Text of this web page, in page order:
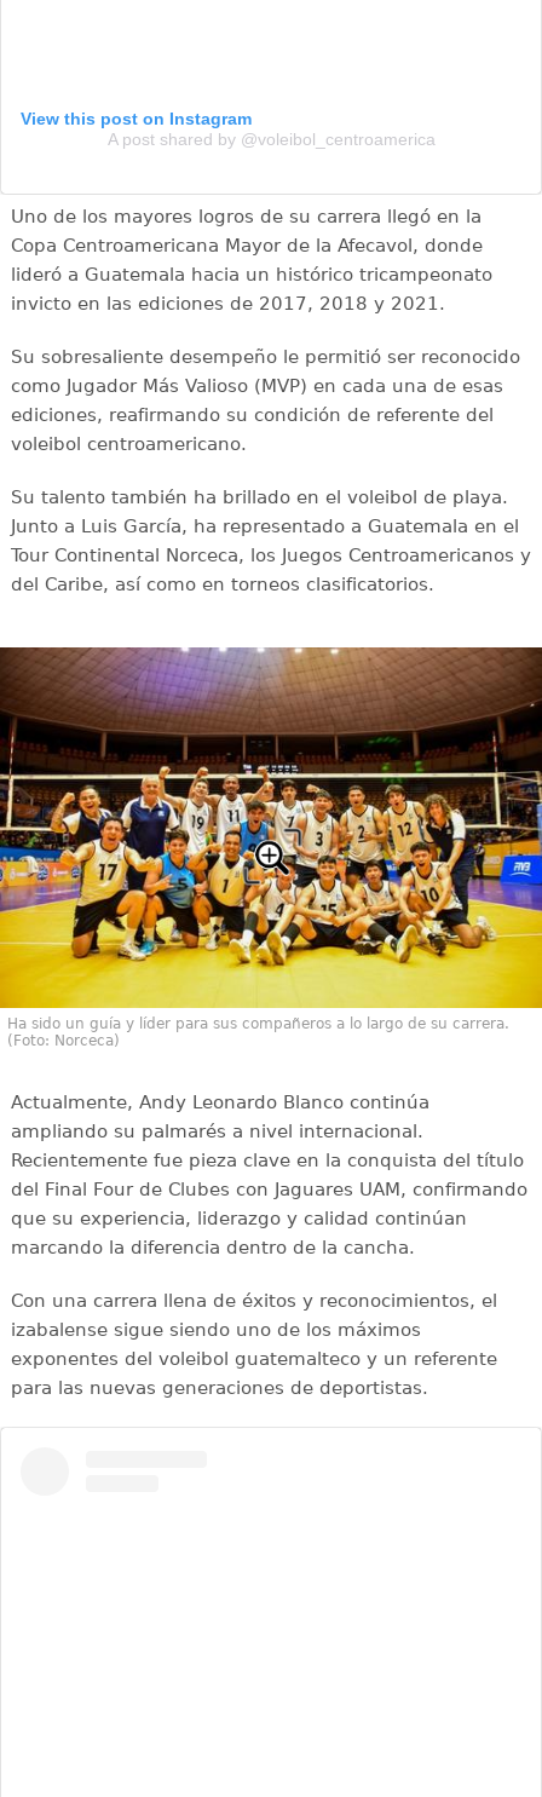
View this post on Instagram
A post shared by @voleibol_centroamerica
Uno de los mayores logros de su carrera llegó en la
Copa Centroamericana Mayor de la Afecavol, donde
lideró a Guatemala hacia un histórico tricampeonato
invicto en las ediciones de 2017, 2018 y 2021.
Su sobresaliente desempeño le permitió ser reconocido
como Jugador Más Valioso (MVP) en cada una de esas
ediciones, reafirmando su condición de referente del
voleibol centroamericano.
Su talento también ha brillado en el voleibol de playa.
Junto a Luis García, ha representado a Guatemala en el
Tour Continental Norceca, los Juegos Centroamericanos y
del Caribe, así como en torneos clasificatorios.
Ha sido un guía y líder para sus compañeros a lo largo de su carrera.
(Foto: Norceca)
Actualmente, Andy Leonardo Blanco continúa
ampliando su palmarés a nivel internacional.
Recientemente fue pieza clave en la conquista del título
del Final Four de Clubes con Jaguares UAM, confirmando
que su experiencia, liderazgo y calidad continúan
marcando la diferencia dentro de la cancha.
Con una carrera llena de éxitos y reconocimientos, el
izabalense sigue siendo uno de los máximos
exponentes del voleibol guatemalteco y un referente
para las nuevas generaciones de deportistas.